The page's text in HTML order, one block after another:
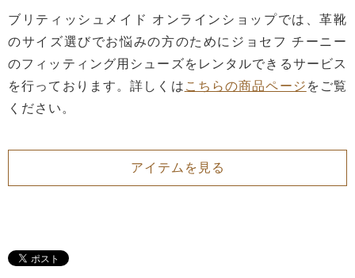
ブリティッシュメイド オンラインショップでは、革靴
のサイズ選びでお悩みの方のためにジョセフ チーニー
のフィッティング用シューズをレンタルできるサービス
を行っております。詳しくは こちらの商品ページ をご覧
ください。
アイテムを見る